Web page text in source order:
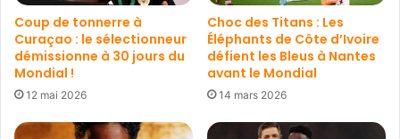
Coup de tonnerre à
Curaçao : le sélectionneur
démissionne à 30 jours du
Mondial !
12 mai 2026
Choc des Titans : Les
Éléphants de Côte d’Ivoire
défient les Bleus à Nantes
avant le Mondial
14 mars 2026